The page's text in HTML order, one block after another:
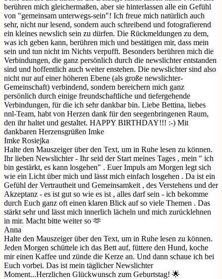
berühren mich gleichermaßen, aber sie hinterlassen alle ein Gefühl
von "gemeinsam unterwegs-sein"! Ich freue mich natürlich auch
sehr, nicht nur lesend, sondern auch schreibend und fotografierend
ein kleines newslich sein zu dürfen. Die Rückmeldungen zu dem,
was ich geben kann, berühren mich und bestätigen mir, dass mein
sein und tun nicht im Nichts verpufft. Besonders berühren mich die
Verbindungen, die ganz persönlich durch die newslichter entstanden
sind und hoffentlich auch weiter enstehen. Die newslichter sind also
nicht nur auf einer höheren Ebene (als große newslichter-
Gemeinschaft) verbindend, sondern bereichern mich ganz
persönlich durch einige freundschaftliche und tiefergehende
Verbindungen, für die ich sehr dankbar bin. Liebe Bettina, liebes
nnl-Team, habt von Herzen dank für den seegenbringenen Raum,
den ihr haltet und gestaltet. HAPPY BIRTHDAY!!! :-) Mit
dankbaren Herzensgrüßen Imke
Imke Rosiejka
Halte den Mauszeiger über den Text, um in Ruhe lesen zu können.
Ihr lieben Newslichter - Ihr seid der Start meines Tages , mein " ich
bin gestärkt, es kann losgehen" . Euer Impuls am Morgen legt sich
wie ein Licht über mich und lässt mich einfach losgehen . Da ist ein
Gefühl der Vertrautheit und Gemeinsamkeit , des Verstehens und der
Akzeptanz - es ist gut so wie es ist , alles darf sein - ich bekomme
durch Euch ganz oft einen klaren Blick auf so viele Themen . Das
stärkt sehr und lässt mich innerlich lächeln und mich zurücklehnen
in mir. Macht bitte weiter so 🫶
Anna
Halte den Mauszeiger über den Text, um in Ruhe lesen zu können.
Jeden Morgen schüttele ich das Bett auf, füttere den Hund, koche
mir einen Kaffee und zünde die Kerze an. Und dann schaue ich bei
Euch vorbei. Das ist mein täglicher Newslichter
Moment...Herzlichen Glückwunsch zum Geburtstag! 🌟